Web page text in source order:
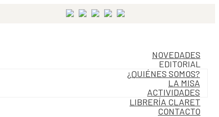
NOVEDADES
EDITORIAL
¿QUIÉNES SOMOS?
LA MISA
ACTIVIDADES
LIBRERÍA CLARET
CONTACTO